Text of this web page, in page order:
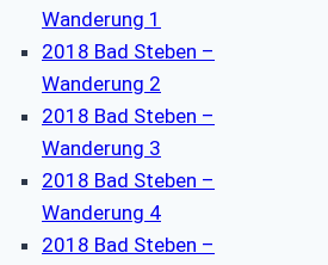
Wanderung 1
2018 Bad Steben –
Wanderung 2
2018 Bad Steben –
Wanderung 3
2018 Bad Steben –
Wanderung 4
2018 Bad Steben –